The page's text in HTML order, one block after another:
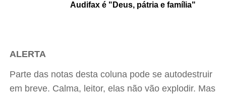
Audifax é "Deus, pátria e família"
ALERTA
Parte das notas desta coluna pode se autodestruir
em breve. Calma, leitor, elas não vão explodir. Mas